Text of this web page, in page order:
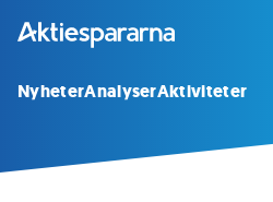
NyheterAnalyserAktiviteter